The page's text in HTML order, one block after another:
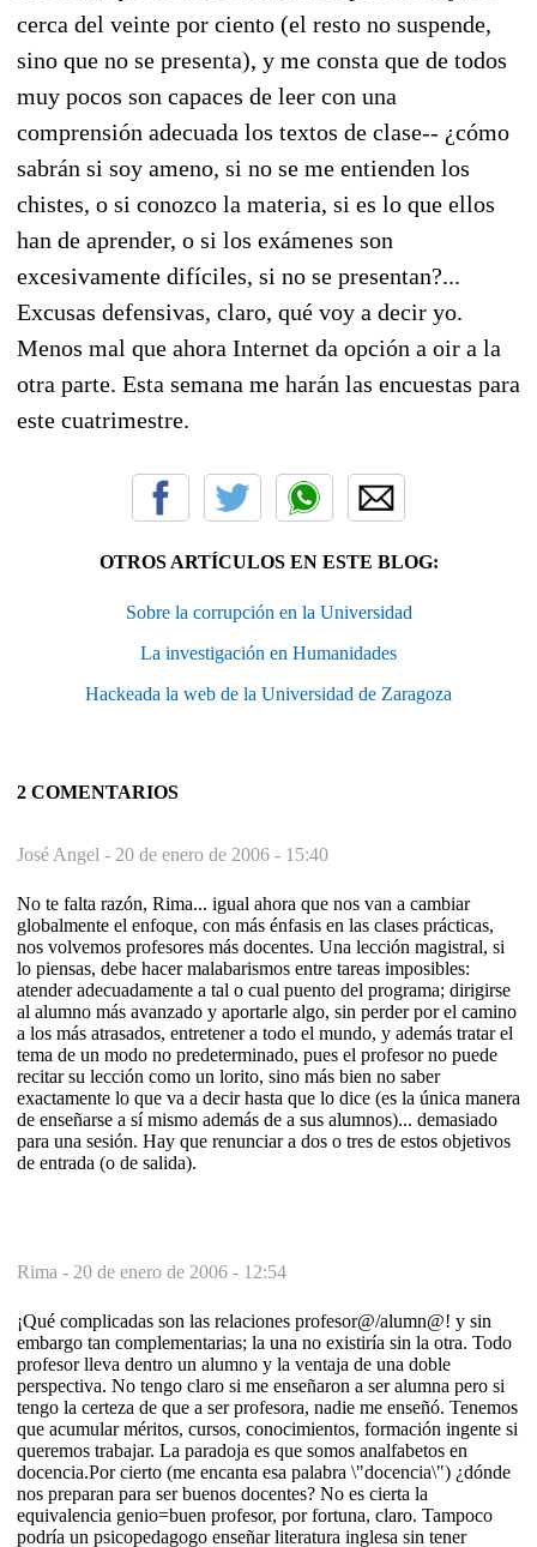
cerca del veinte por ciento (el resto no suspende,
sino que no se presenta), y me consta que de todos
muy pocos son capaces de leer con una
comprensión adecuada los textos de clase-- ¿cómo
sabrán si soy ameno, si no se me entienden los
chistes, o si conozco la materia, si es lo que ellos
han de aprender, o si los exámenes son
excesivamente difíciles, si no se presentan?...
Excusas defensivas, claro, qué voy a decir yo.
Menos mal que ahora Internet da opción a oir a la
otra parte. Esta semana me harán las encuestas para
este cuatrimestre.
OTROS ARTÍCULOS EN ESTE BLOG:
Sobre la corrupción en la Universidad
La investigación en Humanidades
Hackeada la web de la Universidad de Zaragoza
2 COMENTARIOS
José Angel - 20 de enero de 2006 - 15:40
No te falta razón, Rima... igual ahora que nos van a cambiar
globalmente el enfoque, con más énfasis en las clases prácticas,
nos volvemos profesores más docentes. Una lección magistral, si
lo piensas, debe hacer malabarismos entre tareas imposibles:
atender adecuadamente a tal o cual puento del programa; dirigirse
al alumno más avanzado y aportarle algo, sin perder por el camino
a los más atrasados, entretener a todo el mundo, y además tratar el
tema de un modo no predeterminado, pues el profesor no puede
recitar su lección como un lorito, sino más bien no saber
exactamente lo que va a decir hasta que lo dice (es la única manera
de enseñarse a sí mismo además de a sus alumnos)... demasiado
para una sesión. Hay que renunciar a dos o tres de estos objetivos
de entrada (o de salida).
Rima - 20 de enero de 2006 - 12:54
¡Qué complicadas son las relaciones profesor@/alumn@! y sin
embargo tan complementarias; la una no existiría sin la otra. Todo
profesor lleva dentro un alumno y la ventaja de una doble
perspectiva. No tengo claro si me enseñaron a ser alumna pero si
tengo la certeza de que a ser profesora, nadie me enseñó. Tenemos
que acumular méritos, cursos, conocimientos, formación ingente si
queremos trabajar. La paradoja es que somos analfabetos en
docencia.Por cierto (me encanta esa palabra \"docencia\") ¿dónde
nos preparan para ser buenos docentes? No es cierta la
equivalencia genio=buen profesor, por fortuna, claro. Tampoco
podría un psicopedagogo enseñar literatura inglesa sin tener